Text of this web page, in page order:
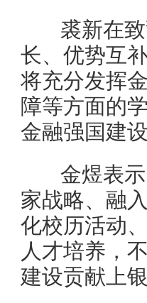
裘新在致
长、优势互
将充分发挥
障等方面的
金融强国建
金煜表示
家战略、融
化校历活动
人才培养，
建设贡献上